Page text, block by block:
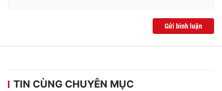
Gửi bình luận
TIN CÙNG CHUYÊN MỤC